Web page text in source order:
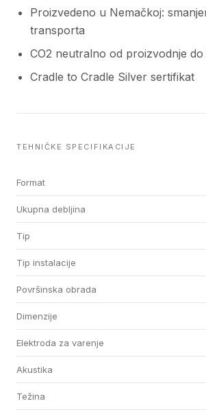
Proizvedeno u Nemačkoj:
transporta
CO2 neutralno od proizvodnje
Cradle to Cradle Silver sertifikat
TEHNIČKE SPECIFIKACIJE
Format
Ukupna debljina
Tip
Tip instalacije
Površinska obrada
Dimenzije
Elektroda za varenje
Akustika
Težina